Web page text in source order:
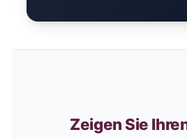
Zeigen Sie